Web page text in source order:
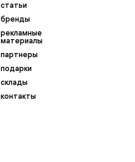
статьи
бренды
рекламные
материалы
партнеры
подарки
склады
контакты